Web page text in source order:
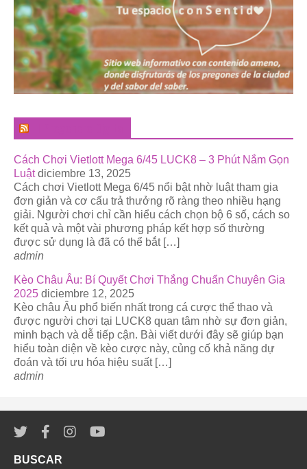
Cách Chơi Vietlott Mega 6/45 LUCK8 – 3 Phút Nắm Gọn
Luật diciembre 13, 2025
Cách chơi Vietlott Mega 6/45 nổi bật nhờ luật tham gia
đơn giản và cơ cấu trả thưởng rõ ràng theo nhiều hạng
giải. Người chơi chỉ cần hiểu cách chọn bộ 6 số, cách so
kết quả và một vài phương pháp kết hợp số thường
được sử dụng là đã có thể bắt […]
admin
Kèo Châu Âu: Bí Quyết Chơi Thắng Chuẩn Chuyên Gia
2025 diciembre 12, 2025
Kèo châu Âu phổ biến nhất trong cá cược thể thao và
được người chơi tại LUCK8 quan tâm nhờ sự đơn giản,
minh bạch và dễ tiếp cận. Bài viết dưới đây sẽ giúp bạn
hiểu toàn diện về kèo cược này, củng cố khả năng dự
đoán và tối ưu hóa hiệu suất […]
admin
BUSCAR